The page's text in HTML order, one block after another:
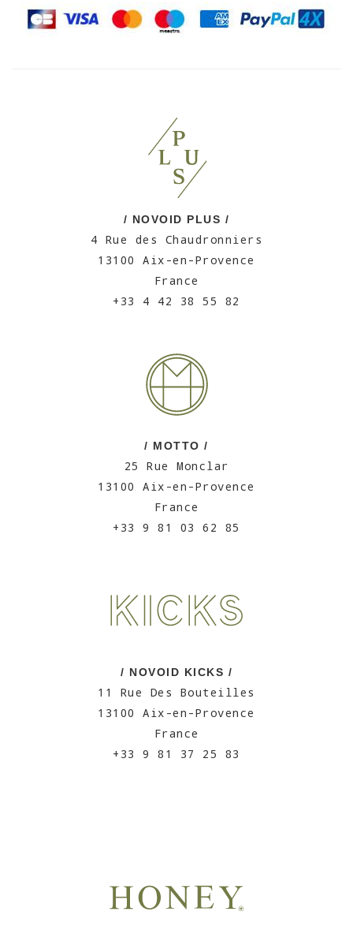
/ NOVOID PLUS /
4 Rue des Chaudronniers
13100 Aix-en-Provence
France
+33 4 42 38 55 82
/ MOTTO /
25 Rue Monclar
13100 Aix-en-Provence
France
+33 9 81 03 62 85
/ NOVOID KICKS /
11 Rue Des Bouteilles
13100 Aix-en-Provence
France
+33 9 81 37 25 83